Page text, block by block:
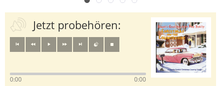
Jetzt probehören:
0:00 0:00